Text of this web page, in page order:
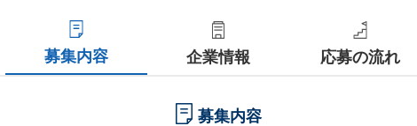
募集内容 企業情報 応募の流れ
募集内容